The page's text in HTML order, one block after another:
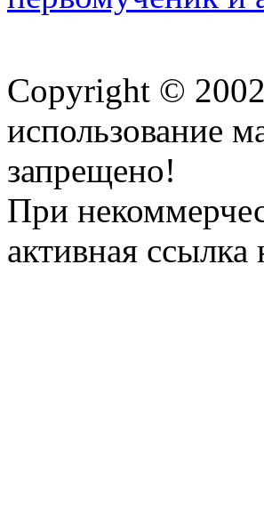
Copyright ©
использование
запрещено!
При
активная ссылка